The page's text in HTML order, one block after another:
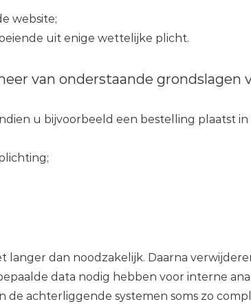
website;
uit enige wettelijke plicht.
van onderstaande grondslagen
u bijvoorbeeld een bestelling plaatst in
langer dan noodzakelijk. Daarna
data nodig hebben voor interne
de achterliggende systemen soms zo